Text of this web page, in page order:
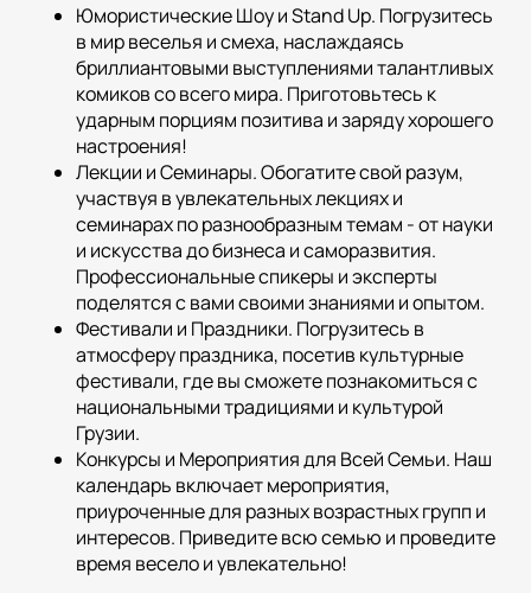
Юмористические Шоу и Stand Up. Погрузитесь
в мир веселья и смеха, наслаждаясь
бриллиантовыми выступлениями талантливых
комиков со всего мира. Приготовьтесь к
ударным порциям позитива и заряду хорошего
настроения!
Лекции и Семинары. Обогатите свой разум,
участвуя в увлекательных лекциях и
семинарах по разнообразным темам - от науки
и искусства до бизнеса и саморазвития.
Профессиональные спикеры и эксперты
поделятся с вами своими знаниями и опытом.
Фестивали и Праздники. Погрузитесь в
атмосферу праздника, посетив культурные
фестивали, где вы сможете познакомиться с
национальными традициями и культурой
Грузии.
Конкурсы и Мероприятия для Всей Семьи. Наш
календарь включает мероприятия,
приуроченные для разных возрастных групп и
интересов. Приведите всю семью и проведите
время весело и увлекательно!